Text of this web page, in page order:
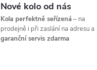
Nové kolo od nás
Kola perfektně seřízená– na
prodejně i při zaslání na adresu a
garanční servis zdarma